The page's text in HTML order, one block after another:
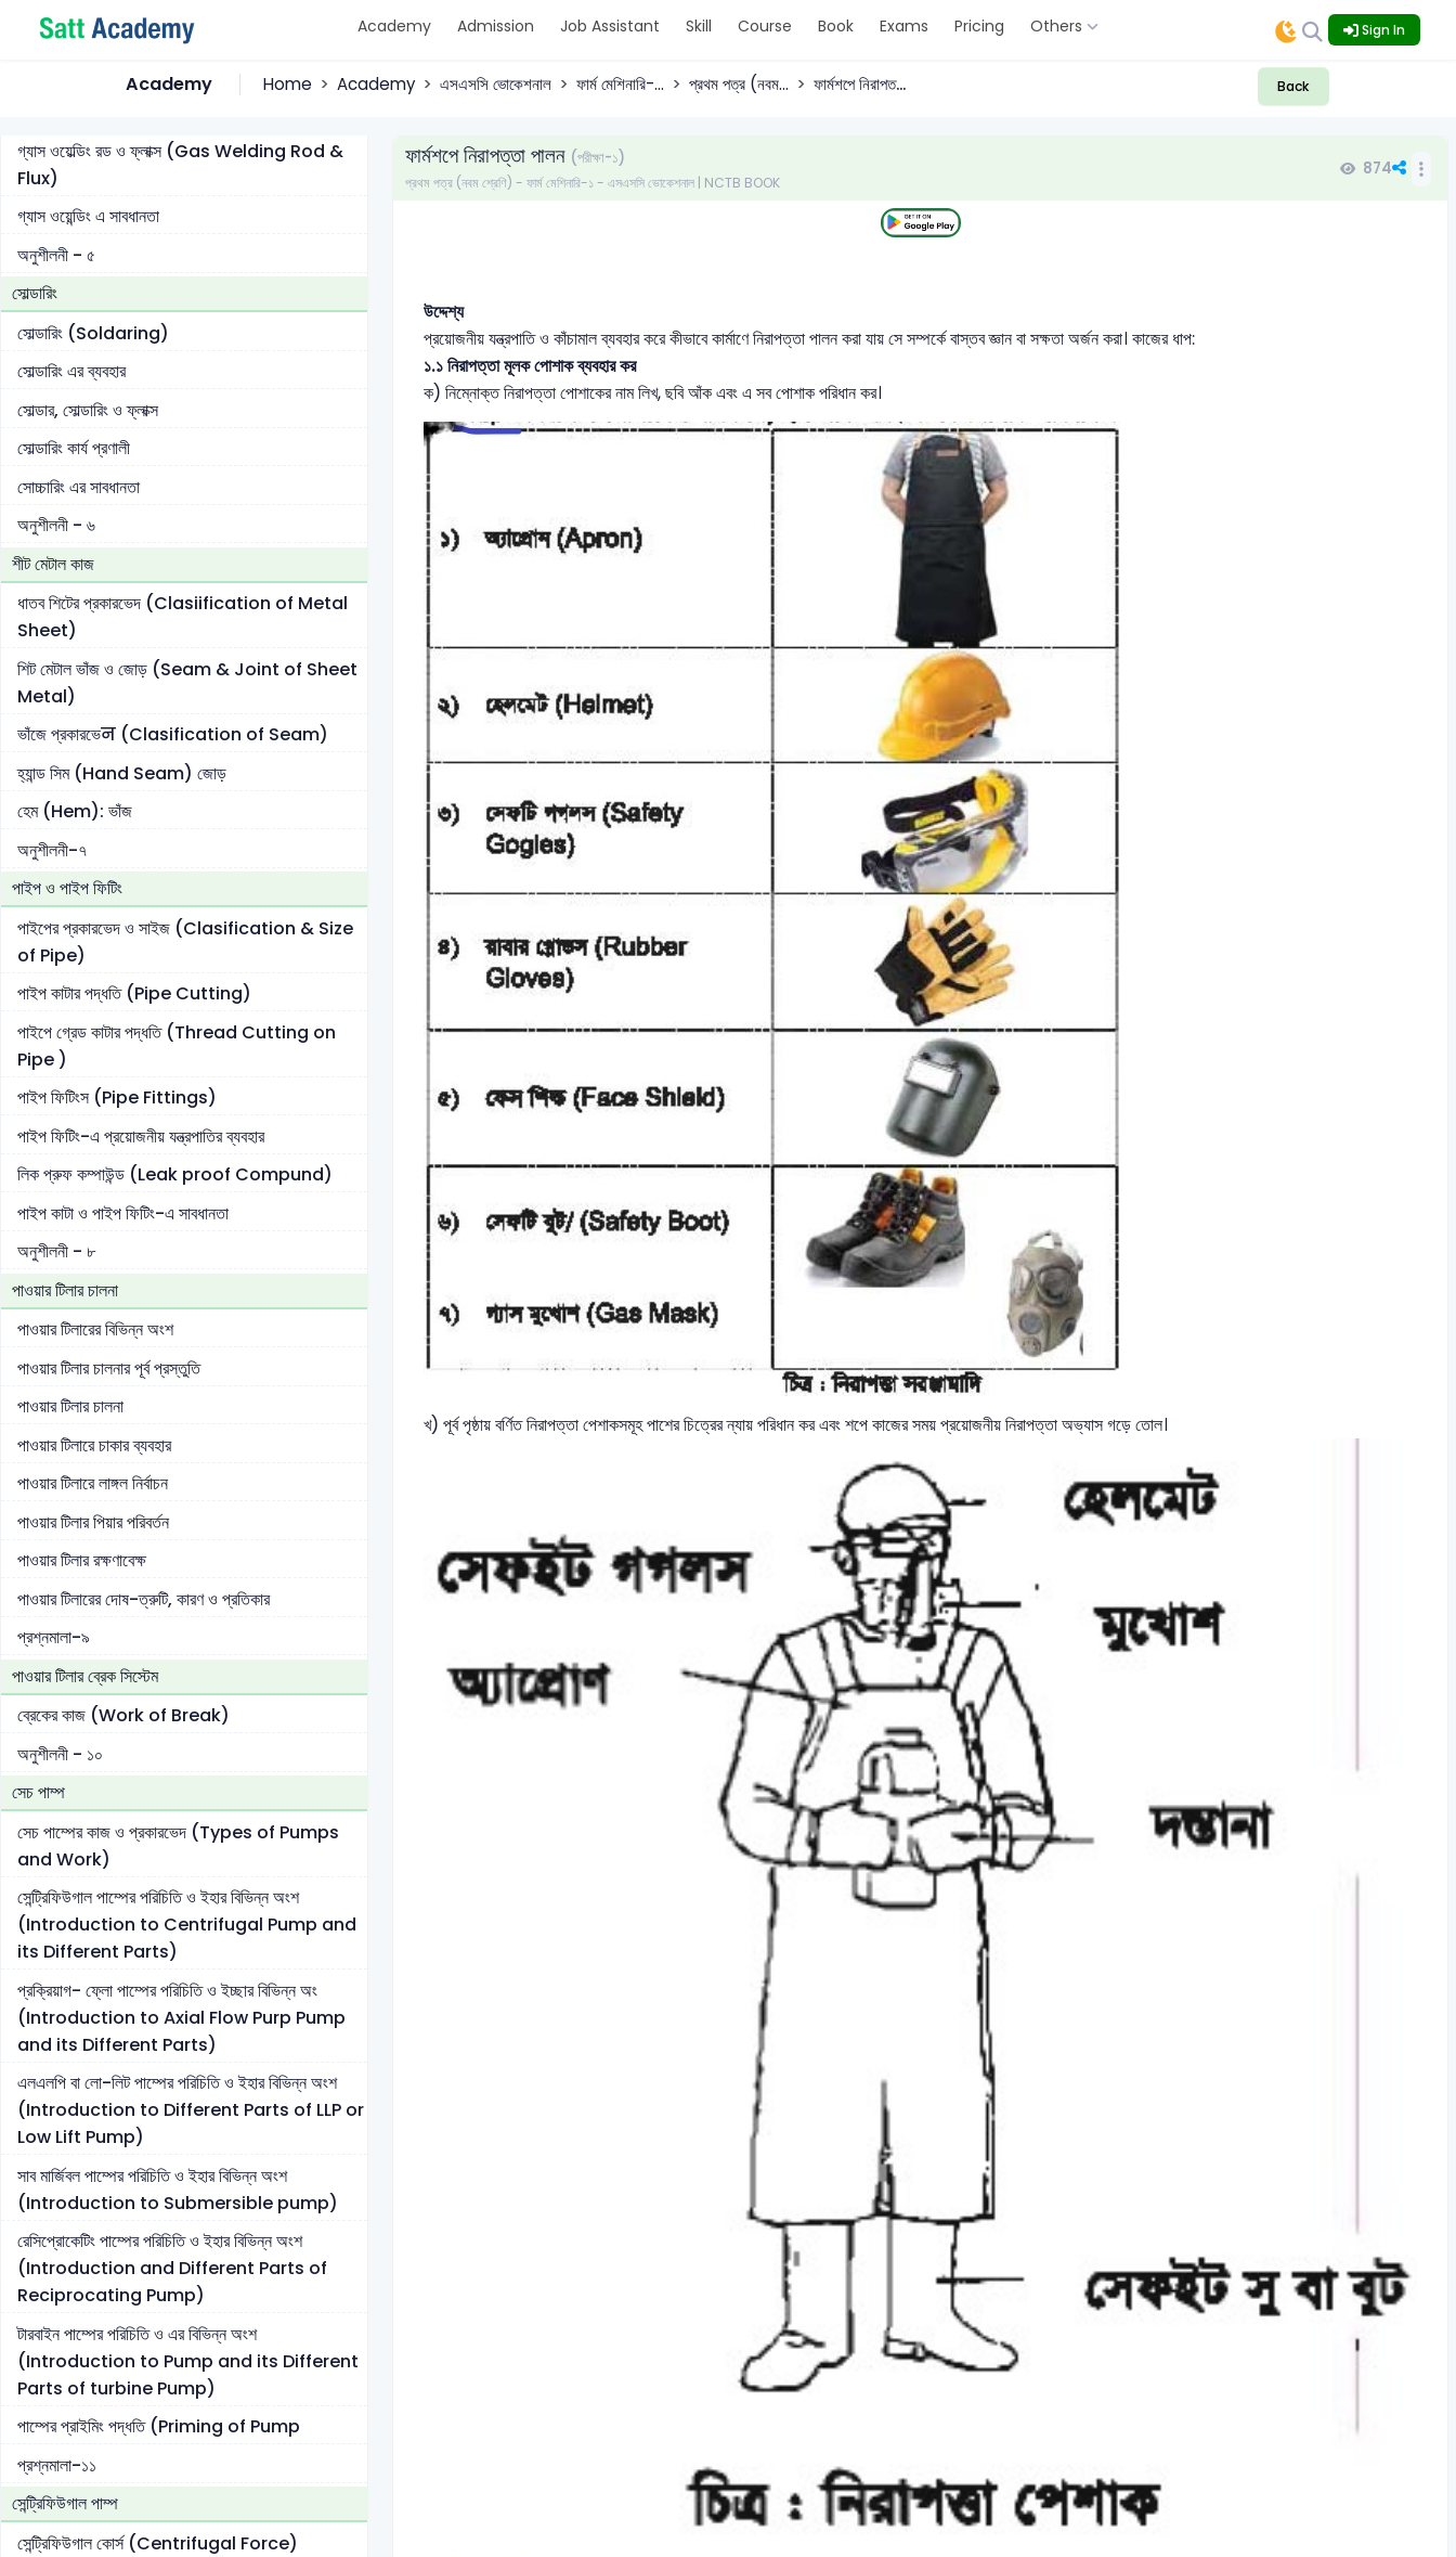
Academy Admission Job Assistant Skill Course Book Exams Pricing Others Sign In
Academy Home Academy এসএসসি ভোকেশনাল ফার্ম মেশিনারি-... প্রথম পত্র (নবম... ফার্মশপে নিরাপত... Back
ফ্রেমের প্রকারভেদ ও তাপমাত্রা (Flame Type &
Temperature)
গ্যাস ওয়েল্ডিং রড ও ফ্লাক্স (Gas Welding Rod &
Flux)
গ্যাস ওয়েন্ডিং এ সাবধানতা
অনুশীলনী - ৫
সোল্ডারিং
সোল্ডারিং (Soldaring)
সোল্ডারিং এর ব্যবহার
সোল্ডার, সোল্ডারিং ও ফ্লাক্স
সোল্ডারিং কার্য প্রণালী
সোচ্চারিং এর সাবধানতা
অনুশীলনী - ৬
শীট মেটাল কাজ
ধাতব শিটের প্রকারভেদ (Clasiification of Metal
Sheet)
শিট মেটাল ভাঁজ ও জোড় (Seam & Joint of Sheet
Metal)
ভাঁজে প্রকারভেन (Clasification of Seam)
হ্যান্ড সিম (Hand Seam) জোড়
হেম (Hem): ভাঁজ
অনুশীলনী-৭
পাইপ ও পাইপ ফিটিং
পাইপের প্রকারভেদ ও সাইজ (Clasification & Size
of Pipe)
পাইপ কাটার পদ্ধতি (Pipe Cutting)
পাইপে গ্রেড কাটার পদ্ধতি (Thread Cutting on
Pipe )
পাইপ ফিটিংস (Pipe Fittings)
পাইপ ফিটিং-এ প্রয়োজনীয় যন্ত্রপাতির ব্যবহার
লিক প্রুফ কম্পাউন্ড (Leak proof Compund)
পাইপ কাটা ও পাইপ ফিটিং-এ সাবধানতা
অনুশীলনী - ৮
পাওয়ার টিলার চালনা
পাওয়ার টিলারের বিভিন্ন অংশ
পাওয়ার টিলার চালনার পূর্ব প্রস্তুতি
পাওয়ার টিলার চালনা
পাওয়ার টিলারে চাকার ব্যবহার
পাওয়ার টিলারে লাঙ্গল নির্বাচন
পাওয়ার টিলার পিয়ার পরিবর্তন
পাওয়ার টিলার রক্ষণাবেক্ষ
পাওয়ার টিলারের দোষ-ত্রুটি, কারণ ও প্রতিকার
প্রশ্নমালা-৯
পাওয়ার টিলার ব্রেক সিস্টেম
ব্রেকের কাজ (Work of Break)
অনুশীলনী - ১০
সেচ পাম্প
সেচ পাম্পের কাজ ও প্রকারভেদ (Types of Pumps
and Work)
সেন্ট্রিফিউগাল পাম্পের পরিচিতি ও ইহার বিভিন্ন অংশ
(Introduction to Centrifugal Pump and
its Different Parts)
প্রক্রিয়াগ- ফ্লো পাম্পের পরিচিতি ও ইচ্ছার বিভিন্ন অং
(Introduction to Axial Flow Purp Pump
and its Different Parts)
এলএলপি বা লো-লিট পাম্পের পরিচিতি ও ইহার বিভিন্ন অংশ
(Introduction to Different Parts of LLP or
Low Lift Pump)
সাব মার্জিবল পাম্পের পরিচিতি ও ইহার বিভিন্ন অংশ
(Introduction to Submersible pump)
রেসিপ্রোকেটিং পাম্পের পরিচিতি ও ইহার বিভিন্ন অংশ
(Introduction and Different Parts of
Reciprocating Pump)
টারবাইন পাম্পের পরিচিতি ও এর বিভিন্ন অংশ
(Introduction to Pump and its Different
Parts of turbine Pump)
পাম্পের প্রাইমিং পদ্ধতি (Priming of Pump
প্রশ্নমালা-১১
সেন্ট্রিফিউগাল পাম্প
সেন্ট্রিফিউগাল কোর্স (Centrifugal Force)
ফার্মশপে নিরাপত্তা পালন (পরীক্ষা-১)
প্রথম পত্র (নবম শ্রেণি) - ফার্ম মেশিনারি-১ - এসএসসি ভোকেশনাল | NCTB BOOK
874
উদ্দেশ্য
প্রয়োজনীয় যন্ত্রপাতি ও কাঁচামাল ব্যবহার করে কীভাবে কার্মাণে নিরাপত্তা পালন করা যায় সে সম্পর্কে বাস্তব জ্ঞান বা সক্ষতা অর্জন করা। কাজের ধাপ:
১.১ নিরাপত্তা মূলক পোশাক ব্যবহার কর
ক) নিম্নোক্ত নিরাপত্তা পোশাকের নাম লিখ, ছবি আঁক এবং এ সব পোশাক পরিধান কর।
খ) পূর্ব পৃষ্ঠায় বর্ণিত নিরাপত্তা পেশাকসমূহ পাশের চিত্রের ন্যায় পরিধান কর এবং শপে কাজের সময় প্রয়োজনীয় নিরাপত্তা অভ্যাস গড়ে তোল।